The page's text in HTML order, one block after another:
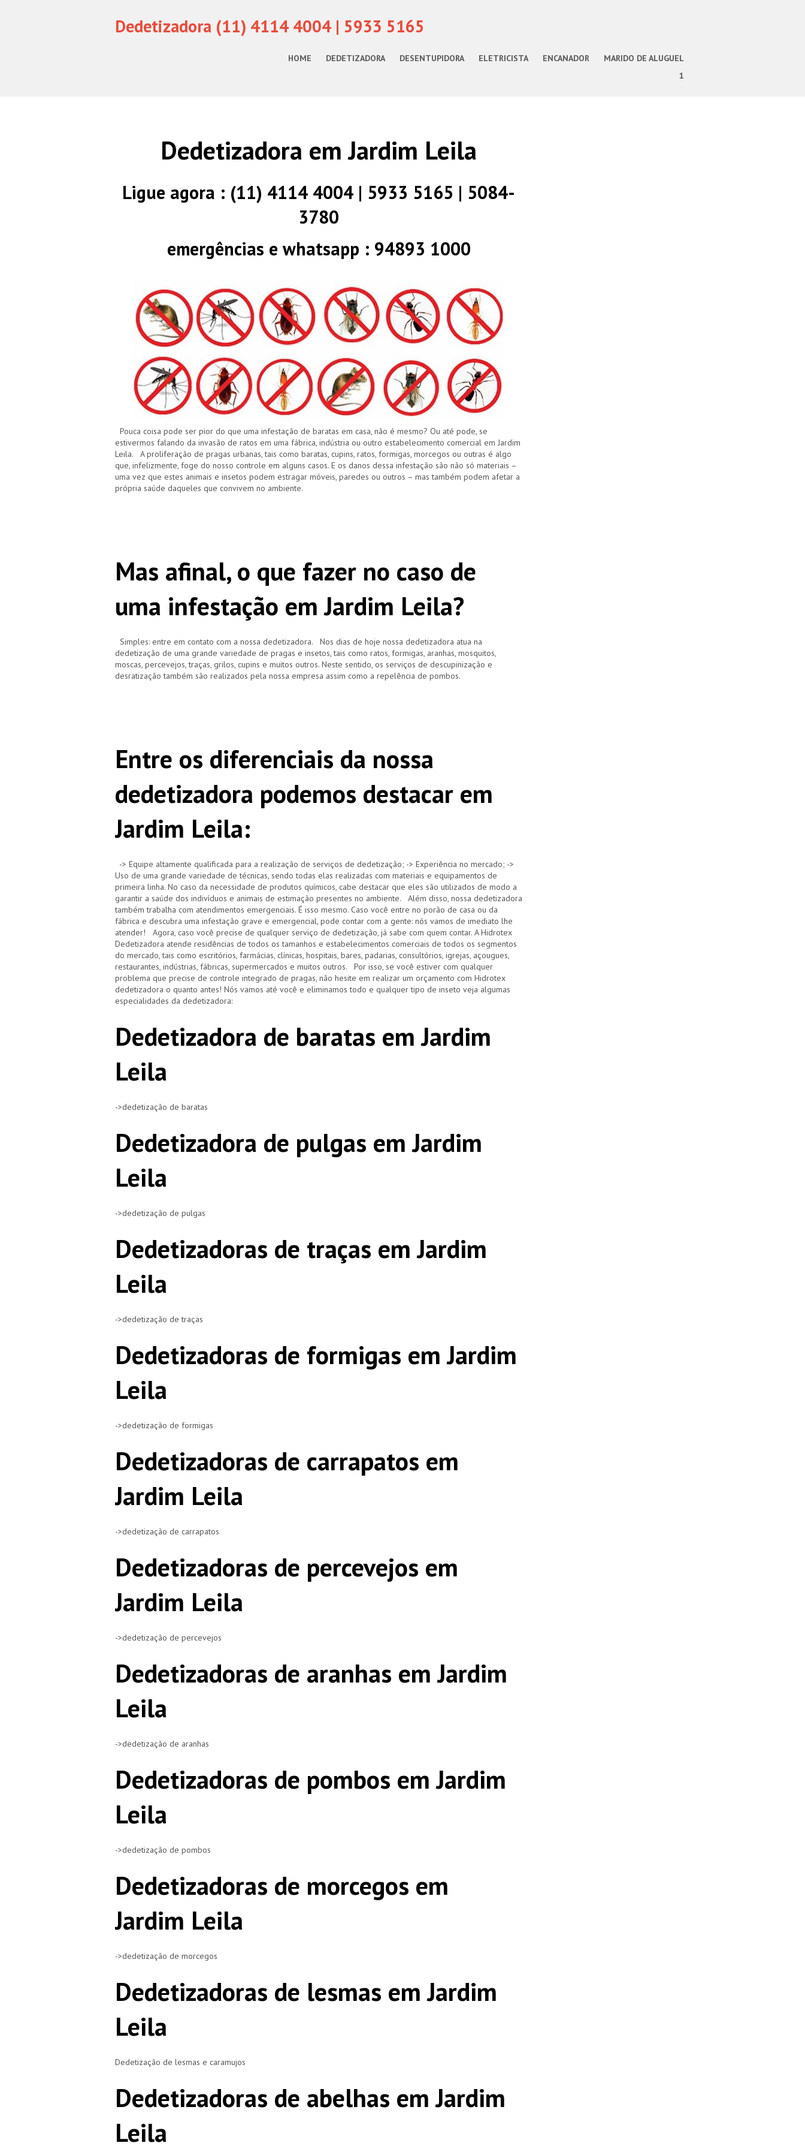
Dedetizadora (11) 4114 4004 | 5933 5165
HOME DEDETIZADORA DESENTUPIDORA ELETRICISTA ENCANADOR
MARIDO DE ALUGUEL
1
Dedetizadora em Jardim Leila
Ligue agora : (11) 4114 4004 | 5933 5165 | 5084-
3780
emergências e whatsapp : 94893 1000
Pouca coisa pode ser pior do que uma infestação de baratas em casa, não é mesmo? Ou até pode, se
estivermos falando da invasão de ratos em uma fábrica, indústria ou outro estabelecimento comercial em Jardim
Leila. A proliferação de pragas urbanas, tais como baratas, cupins, ratos, formigas, morcegos ou outras é algo
que, infelizmente, foge do nosso controle em alguns casos. E os danos dessa infestação são não só materiais –
uma vez que estes animais e insetos podem estragar móveis, paredes ou outros – mas também podem afetar a
própria saúde daqueles que convivem no ambiente.
Mas afinal, o que fazer no caso de
uma infestação em Jardim Leila?
Simples: entre em contato com a nossa dedetizadora. Nos dias de hoje nossa dedetizadora atua na
dedetização de uma grande variedade de pragas e insetos, tais como ratos, formigas, aranhas, mosquitos,
moscas, percevejos, traças, grilos, cupins e muitos outros. Neste sentido, os serviços de descupinização e
desratização também são realizados pela nossa empresa assim como a repelência de pombos.
Entre os diferenciais da nossa
dedetizadora podemos destacar em
Jardim Leila:
-> Equipe altamente qualificada para a realização de serviços de dedetização; -> Experiência no mercado; ->
Uso de uma grande variedade de técnicas, sendo todas elas realizadas com materiais e equipamentos de
primeira linha. No caso da necessidade de produtos químicos, cabe destacar que eles são utilizados de modo a
garantir a saúde dos indivíduos e animais de estimação presentes no ambiente. Além disso, nossa dedetizadora
também trabalha com atendimentos emergenciais. É isso mesmo. Caso você entre no porão de casa ou da
fábrica e descubra uma infestação grave e emergencial, pode contar com a gente: nós vamos de imediato lhe
atender! Agora, caso você precise de qualquer serviço de dedetização, já sabe com quem contar. A Hidrotex
Dedetizadora atende residências de todos os tamanhos e estabelecimentos comerciais de todos os segmentos
do mercado, tais como escritórios, farmácias, clínicas, hospitais, bares, padarias, consultórios, igrejas, açougues,
restaurantes, indústrias, fábricas, supermercados e muitos outros. Por isso, se você estiver com qualquer
problema que precise de controle integrado de pragas, não hesite em realizar um orçamento com Hidrotex
dedetizadora o quanto antes! Nós vamos até você e eliminamos todo e qualquer tipo de inseto veja algumas
especialidades da dedetizadora:
Dedetizadora de baratas em Jardim
Leila
->dedetização de baratas
Dedetizadora de pulgas em Jardim
Leila
->dedetização de pulgas
Dedetizadoras de traças em Jardim
Leila
->dedetização de traças
Dedetizadoras de formigas em Jardim
Leila
->dedetização de formigas
Dedetizadoras de carrapatos em
Jardim Leila
->dedetização de carrapatos
Dedetizadoras de percevejos em
Jardim Leila
->dedetização de percevejos
Dedetizadoras de aranhas em Jardim
Leila
->dedetização de aranhas
Dedetizadoras de pombos em Jardim
Leila
->dedetização de pombos
Dedetizadoras de morcegos em
Jardim Leila
->dedetização de morcegos
Dedetizadoras de lesmas em Jardim
Leila
Dedetização de lesmas e caramujos
Dedetizadoras de abelhas em Jardim
Leila